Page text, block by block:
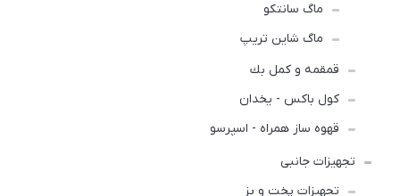
ماگ سانتکو
ماگ شاین تریپ
قمقمه و كمل بك
کول باکس - یخدان
قهوه ساز همراه - اسپرسو
تجهیزات جانبی
تجهیزات پخت و پز